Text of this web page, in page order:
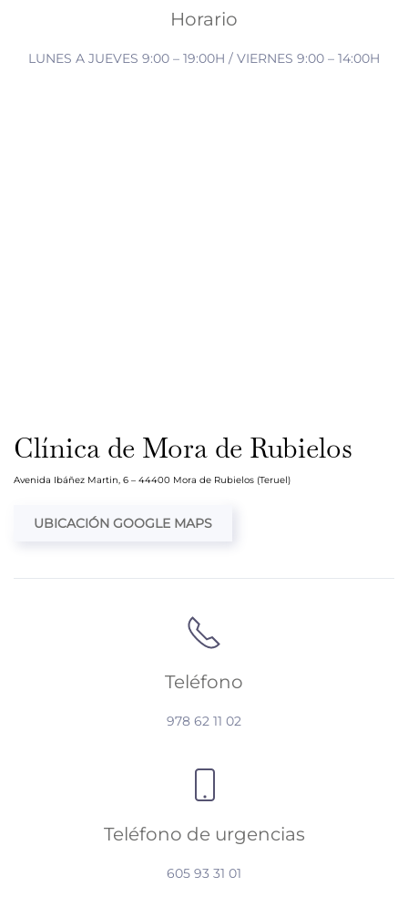
Horario
LUNES A JUEVES 9:00 – 19:00H / VIERNES 9:00 – 14:00H
Clínica de Mora de Rubielos
Avenida Ibáñez Martin, 6 – 44400 Mora de Rubielos (Teruel)
UBICACIÓN GOOGLE MAPS
Teléfono
978 62 11 02
Teléfono de urgencias
605 93 31 01